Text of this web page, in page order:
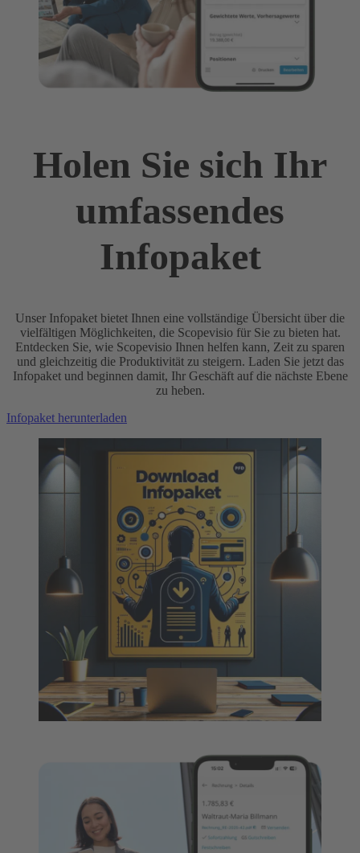
Holen Sie sich Ihr
umfassendes
Infopaket
Unser Infopaket bietet Ihnen eine vollständige Übersicht über die
vielfältigen Möglichkeiten, die Scopevisio für Sie zu bieten hat.
Entdecken Sie, wie Scopevisio Ihnen helfen kann, Zeit zu sparen
und gleichzeitig die Produktivität zu steigern. Laden Sie jetzt das
Infopaket und beginnen damit, Ihr Geschäft auf die nächste Ebene
zu heben.
Infopaket herunterladen